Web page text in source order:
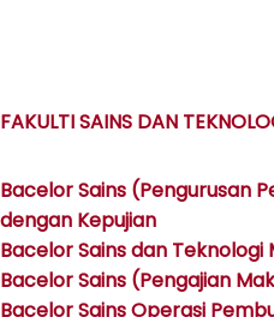
FAKULTI SAINS DAN
Bacelor Sains (Pengurusan
dengan Kepujian
Bacelor Sains dan
Bacelor Sains (Pengajian
Bacelor Sains Operasi